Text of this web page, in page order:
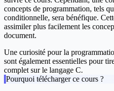
concepts de programmation, tels
conditionnelle, sera bénéfique.
assimiler plus facilement les
document.
Une curiosité pour la
sont également essentielles pour
complet sur le langage C.
Pourquoi télécharger ce cours ?